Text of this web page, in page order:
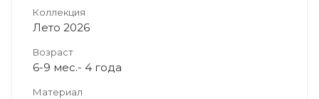
Коллекция
Лето 2026
Возраст
6-9 мес.- 4 года
Материал